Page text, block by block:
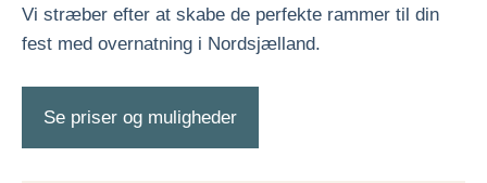
Vi stræber efter at skabe de perfekte rammer til din
fest med overnatning i Nordsjælland.
Se priser og muligheder